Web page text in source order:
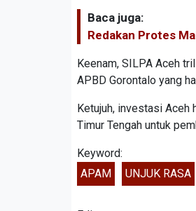
Baca juga:
Redakan Protes
Keenam, SILPA Aceh
APBD Gorontalo yang
Ketujuh, investasi Aceh
Timur Tengah untuk
Keyword:
APAM
UNJUK RASA